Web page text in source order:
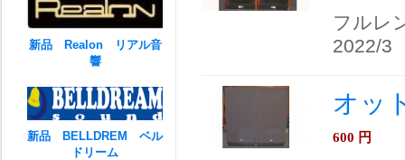
フルレ
2022/3
オッ
600 円
新品 Realon リアル音
響
新品 BELLDREM ベル
ドリーム